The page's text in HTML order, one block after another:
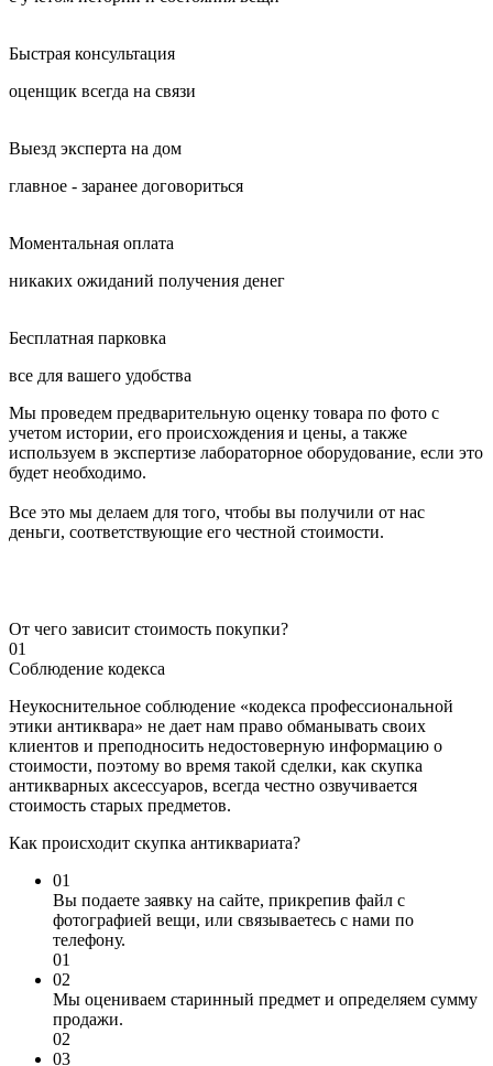
Быстрая консультация
оценщик всегда на связи
Выезд эксперта на дом
главное - заранее договориться
Моментальная оплата
никаких ожиданий получения денег
Бесплатная парковка
все для вашего удобства
Мы проведем предварительную оценку товара по фото с
учетом истории, его происхождения и цены, а также
используем в экспертизе лабораторное оборудование, если это
будет необходимо.
Все это мы делаем для того, чтобы вы получили от нас
деньги, соответствующие его честной стоимости.
От чего зависит стоимость покупки?
01
Соблюдение кодекса
Неукоснительное соблюдение «кодекса профессиональной
этики антиквара» не дает нам право обманывать своих
клиентов и преподносить недостоверную информацию о
стоимости, поэтому во время такой сделки, как скупка
антикварных аксессуаров, всегда честно озвучивается
стоимость старых предметов.
Как происходит скупка антиквариата?
01
Вы подаете заявку на сайте, прикрепив файл с
фотографией вещи, или связываетесь с нами по
телефону.
01
02
Мы оцениваем старинный предмет и определяем сумму
продажи.
02
03